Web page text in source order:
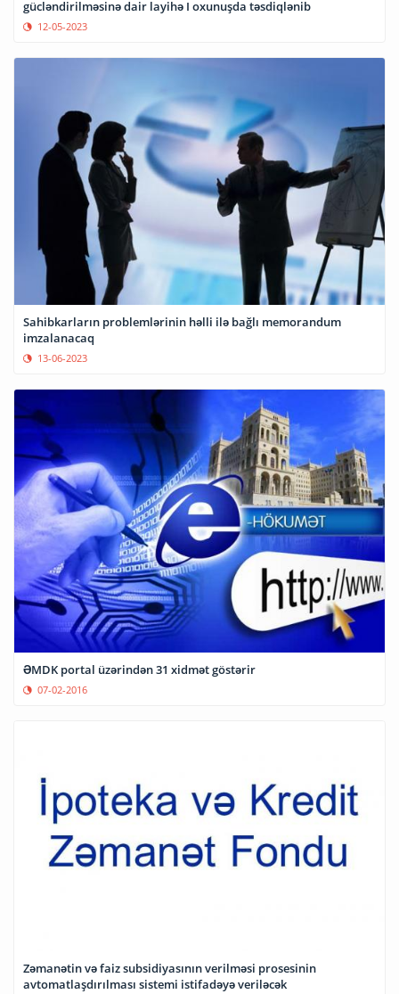
gücləndirilməsinə dair layihə I oxunuşda təsdiqlənib
12-05-2023
Sahibkarların problemlərinin həlli ilə bağlı memorandum
imzalanacaq
13-06-2023
ƏMDK portal üzərindən 31 xidmət göstərir
07-02-2016
Zəmanətin və faiz subsidiyasının verilməsi prosesinin
avtomatlaşdırılması sistemi istifadəyə veriləcək